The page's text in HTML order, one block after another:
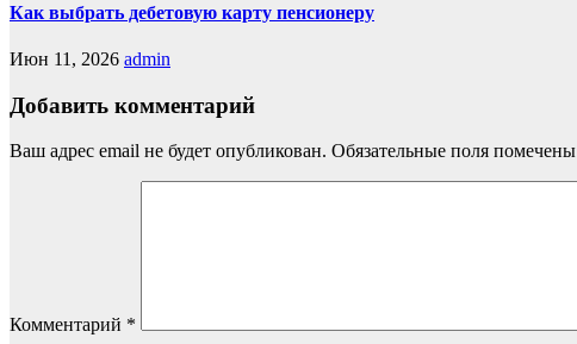
Как выбрать дебетовую карту пенсионеру
Июн 11, 2026 admin
Добавить комментарий
Ваш адрес email не будет опубликован. Обязательные поля помечены
Комментарий *